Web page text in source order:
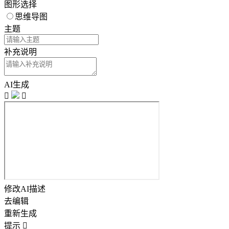
图形选择
思维导图
主题
补充说明
AI生成


修改AI描述
去编辑
重新生成
提示 